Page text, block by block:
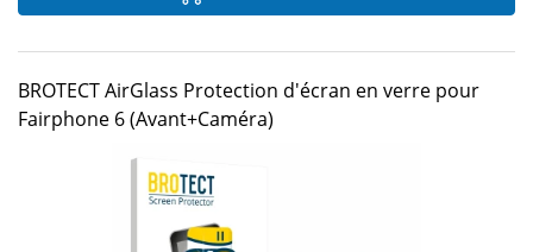
BROTECT AirGlass Protection d'écran en verre pour
Fairphone 6 (Avant+Caméra)